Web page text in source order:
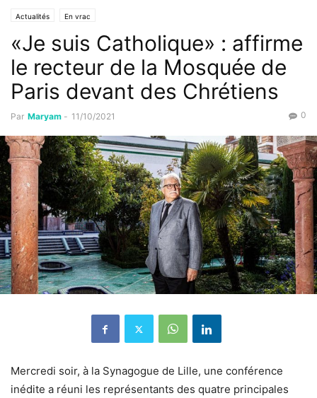
Actualités En vrac
«Je suis Catholique» : affirme
le recteur de la Mosquée de
Paris devant des Chrétiens
Par Maryam - 11/10/2021 0
Mercredi soir, à la Synagogue de Lille, une conférence
inédite a réuni les représentants des quatre principales